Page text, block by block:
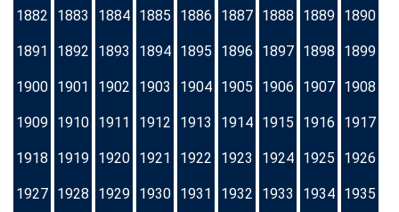
1882 1883 1884 1885 1886 1887 1888 1889 1890
1891 1892 1893 1894 1895 1896 1897 1898 1899
1900 1901 1902 1903 1904 1905 1906 1907 1908
1909 1910 1911 1912 1913 1914 1915 1916 1917
1918 1919 1920 1921 1922 1923 1924 1925 1926
1927 1928 1929 1930 1931 1932 1933 1934 1935